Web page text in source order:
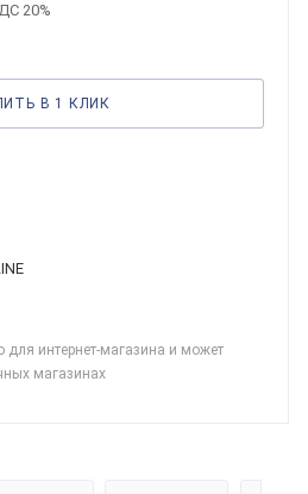
20%
В 1 КЛИК
для интернет-магазина и может
магазинах